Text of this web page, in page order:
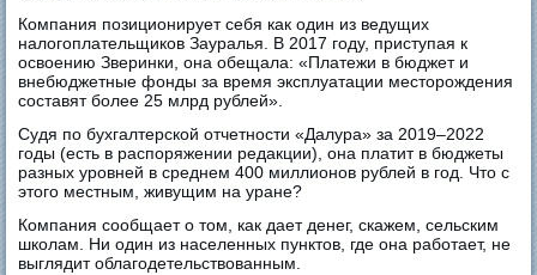
Компания позиционирует себя как один из ведущих
налогоплательщиков Зауралья. В 2017 году, приступая к
освоению Зверинки, она обещала: «Платежи в бюджет и
внебюджетные фонды за время эксплуатации месторождения
составят более 25 млрд рублей».
Судя по бухгалтерской отчетности «Далура» за 2019‒2022
годы (есть в распоряжении редакции), она платит в бюджеты
разных уровней в среднем 400 миллионов рублей в год. Что с
этого местным, живущим на уране?
Компания сообщает о том, как дает денег, скажем, сельским
школам. Ни один из населенных пунктов, где она работает, не
выглядит облагодетельствованным.